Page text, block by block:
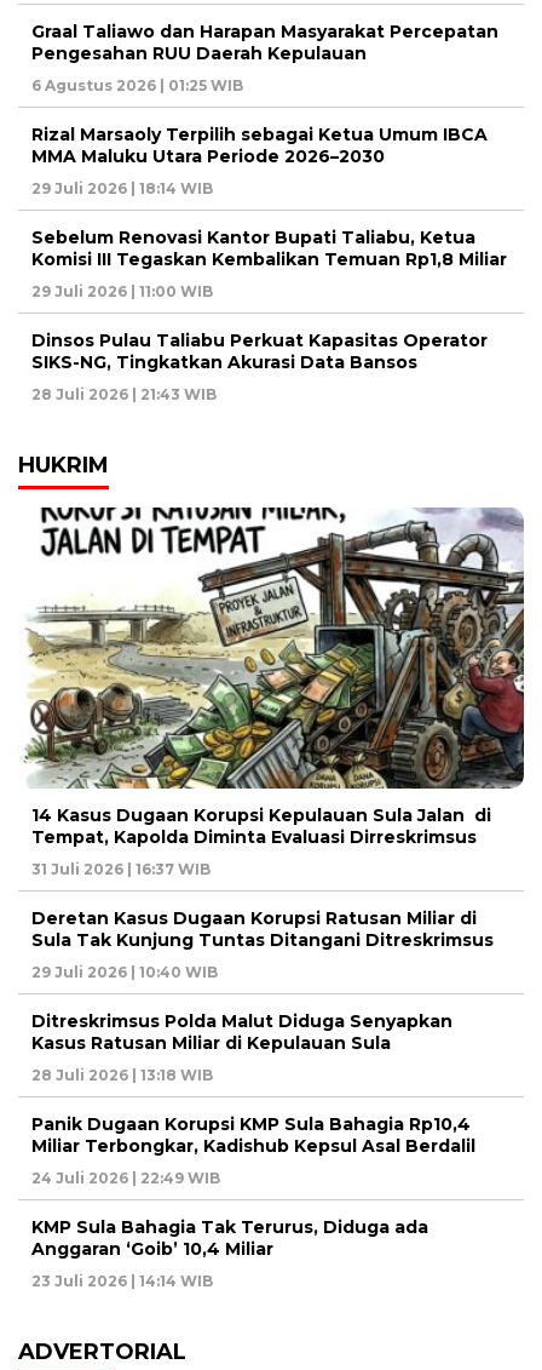
Graal Taliawo dan Harapan Masyarakat Percepatan
Pengesahan RUU Daerah Kepulauan
6 Agustus 2026 | 01:25 WIB
Rizal Marsaoly Terpilih sebagai Ketua Umum IBCA
MMA Maluku Utara Periode 2026–2030
29 Juli 2026 | 18:14 WIB
Sebelum Renovasi Kantor Bupati Taliabu, Ketua
Komisi III Tegaskan Kembalikan Temuan Rp1,8 Miliar
29 Juli 2026 | 11:00 WIB
Dinsos Pulau Taliabu Perkuat Kapasitas Operator
SIKS-NG, Tingkatkan Akurasi Data Bansos
28 Juli 2026 | 21:43 WIB
HUKRIM
14 Kasus Dugaan Korupsi Kepulauan Sula Jalan di
Tempat, Kapolda Diminta Evaluasi Dirreskrimsus
31 Juli 2026 | 16:37 WIB
Deretan Kasus Dugaan Korupsi Ratusan Miliar di
Sula Tak Kunjung Tuntas Ditangani Ditreskrimsus
29 Juli 2026 | 10:40 WIB
Ditreskrimsus Polda Malut Diduga Senyapkan
Kasus Ratusan Miliar di Kepulauan Sula
28 Juli 2026 | 13:18 WIB
Panik Dugaan Korupsi KMP Sula Bahagia Rp10,4
Miliar Terbongkar, Kadishub Kepsul Asal Berdalil
24 Juli 2026 | 22:49 WIB
KMP Sula Bahagia Tak Terurus, Diduga ada
Anggaran ‘Goib’ 10,4 Miliar
23 Juli 2026 | 14:14 WIB
ADVERTORIAL